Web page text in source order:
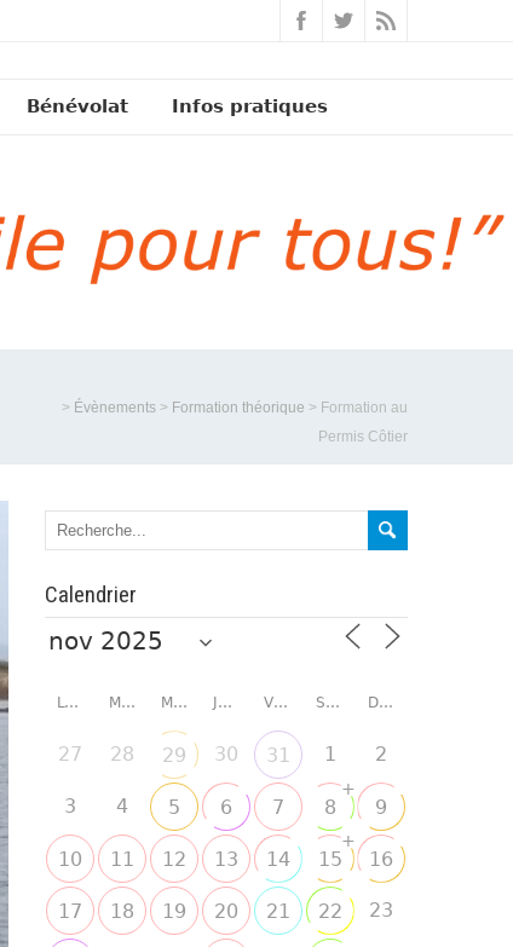
Bénévolat Infos pratiques
> Évènements > Formation théorique > Formation au
Permis Côtier
Calendrier
LUNDI MARDI MERCREDI JEUDI VENDREDI SAMEDI DIMANCHE
27 28 29 30 31 1 2
3 4 5 6 7 8
+
9
10 11 12 13 14 15
+
16
17 18 19 20 21 22 23